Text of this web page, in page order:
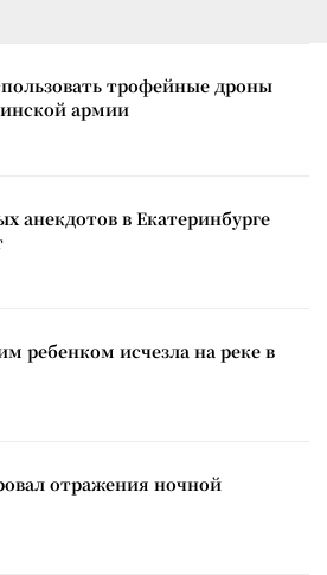
трофейные дроны
армии
анекдотов в Екатеринбурге
ребенком исчезла на реке в
отражения ночной